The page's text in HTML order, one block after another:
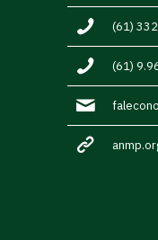
(61)
(61)